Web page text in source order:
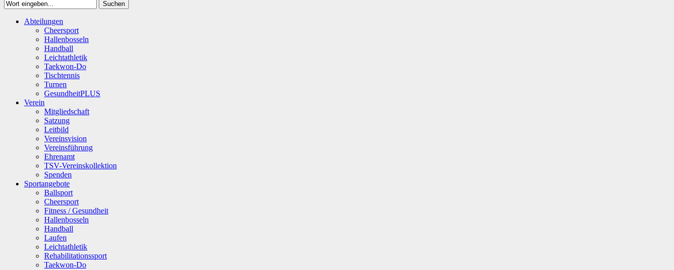
Suchen
SuchenAbteilungen
Cheersport
Hallenbosseln
Handball
Leichtathletik
Taekwon-Do
Tischtennis
Turnen
GesundheitPLUS
Verein
Mitgliedschaft
Satzung
Leitbild
Vereinsvision
Vereinsführung
Ehrenamt
TSV-Vereinskollektion
Spenden
Sportangebote
Ballsport
Cheersport
Fitness / Gesundheit
Hallenbosseln
Handball
Laufen
Leichtathletik
Rehabilitationssport
Taekwon-Do